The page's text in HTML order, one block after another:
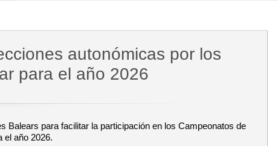
autonómicas por los
para el año 2026
Balears para facilitar la participación en los Campeonatos de
el año 2026.